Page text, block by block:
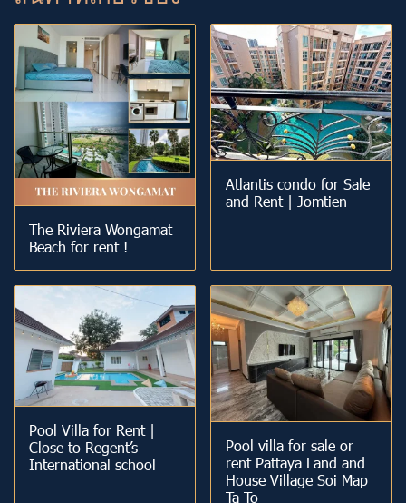
The Riviera Wongamat
Beach for rent !
Atlantis condo for Sale
and Rent | Jomtien
Pool Villa for Rent |
Close to Regent’s
International school
Pool villa for sale or
rent Pattaya Land and
House Village Soi Map
Ta To